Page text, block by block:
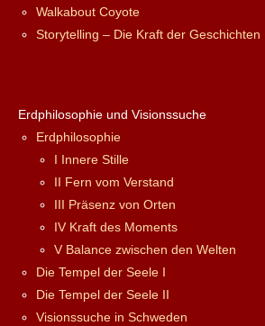
Walkabout Coyote
Storytelling – Die Kraft der Geschichten
Erdphilosophie und Visionssuche
Erdphilosophie
I Innere Stille
II Fern vom Verstand
III Präsenz von Orten
IV Kraft des Moments
V Balance zwischen den Welten
Die Tempel der Seele I
Die Tempel der Seele II
Visionssuche in Schweden